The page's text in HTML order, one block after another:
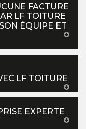
FACTURE
LF TOITURE
ÉQUIPE ET
LF TOITURE
EXPERTE